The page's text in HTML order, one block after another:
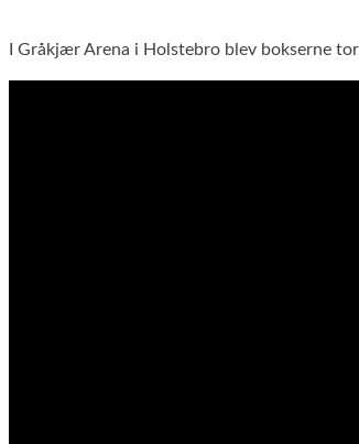
I Gråkjær Arena i Holstebro blev bokserne